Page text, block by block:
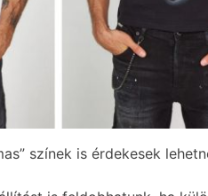
színek is érdekesek